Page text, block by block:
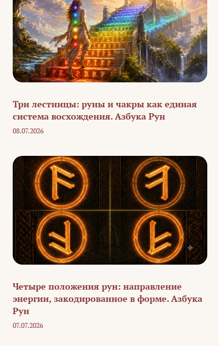
Три лестницы: руны и чакры как единая
система восхождения. Азбука Рун
08.07.2026
Четыре положения рун: направление
энергии, закодированное в форме. Азбука
Рун
07.07.2026